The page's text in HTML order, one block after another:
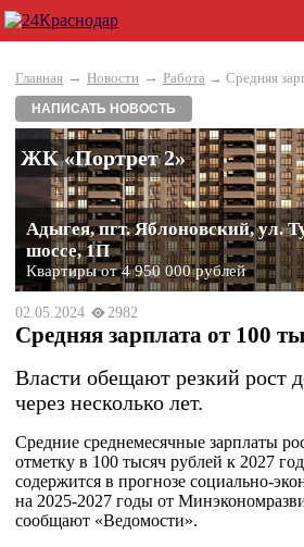
Главная → Новости → Работа → Средняя
НАПИСАТЬ НОВОСТЬ
ЖК «Портрет 2»
Адыгея, пгт. Яблоновский, ул.
шоссе, 1П
Квартиры от 4 950 000 рублей
02.05.2024 2982
Средняя зарплата от 100
Власти обещают резкий рост
через несколько лет.
Средние среднемесячные зарплаты
отметку в 100 тысяч рублей к 2027
содержится в прогнозе социально-
на 2025-2027 годы от
сообщают «Ведомости».